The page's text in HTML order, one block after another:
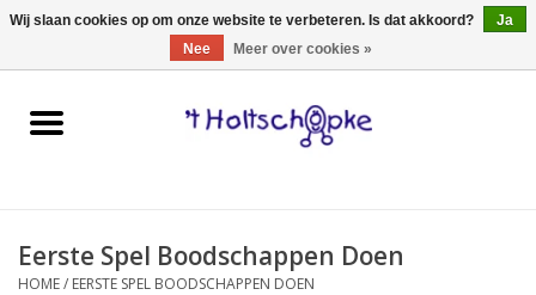
0 Artikelen - €0,00
Home
spellen
Eerste Spel Boodschappen Doen
HOME/ EERSTE SPEL BOODSCHAPPEN DOEN
Wij slaan cookies op om onze website te verbeteren. Is dat akkoord?
Ja
Nee
Meer over cookies »